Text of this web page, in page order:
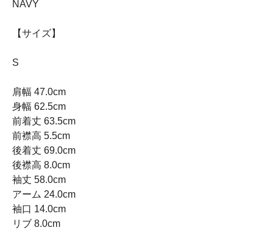
NAVY
【サイズ】
S
肩幅 47.0cm
身幅 62.5cm
前着丈 63.5cm
前襟高 5.5cm
後着丈 69.0cm
後襟高 8.0cm
袖丈 58.0cm
アーム 24.0cm
袖口 14.0cm
リブ 8.0cm